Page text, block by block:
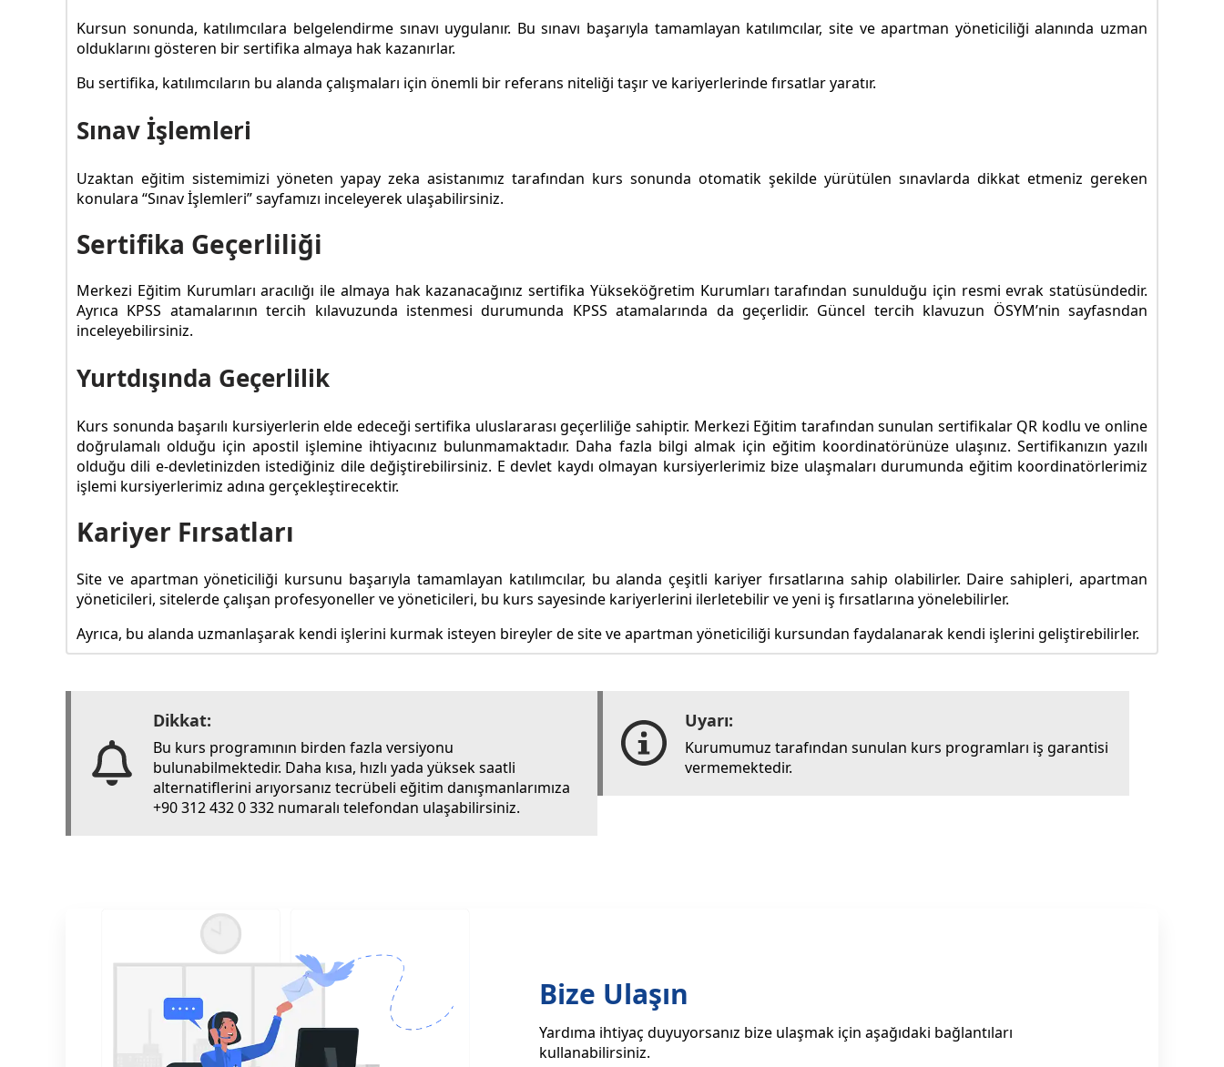
Kursun sonunda, katılımcılara belgelendirme sınavı uygulanır. Bu sınavı başarıyla tamamlayan katılımcılar, site ve apartman yöneticiliği alanında uzman
olduklarını gösteren bir sertifika almaya hak kazanırlar.
Bu sertifika, katılımcıların bu alanda çalışmaları için önemli bir referans niteliği taşır ve kariyerlerinde fırsatlar yaratır.
Sınav İşlemleri
Uzaktan eğitim sistemimizi yöneten yapay zeka asistanımız tarafından kurs sonunda otomatik şekilde yürütülen sınavlarda dikkat etmeniz gereken
konulara “Sınav İşlemleri” sayfamızı inceleyerek ulaşabilirsiniz.
Sertifika Geçerliliği
Merkezi Eğitim Kurumları aracılığı ile almaya hak kazanacağınız sertifika Yükseköğretim Kurumları tarafından sunulduğu için resmi evrak statüsündedir.
Ayrıca KPSS atamalarının tercih kılavuzunda istenmesi durumunda KPSS atamalarında da geçerlidir. Güncel tercih klavuzun ÖSYM’nin sayfasndan
inceleyebilirsiniz.
Yurtdışında Geçerlilik
Kurs sonunda başarılı kursiyerlerin elde edeceği sertifika uluslararası geçerliliğe sahiptir. Merkezi Eğitim tarafından sunulan sertifikalar QR kodlu ve online
doğrulamalı olduğu için apostil işlemine ihtiyacınız bulunmamaktadır. Daha fazla bilgi almak için eğitim koordinatörünüze ulaşınız. Sertifikanızın yazılı
olduğu dili e-devletinizden istediğiniz dile değiştirebilirsiniz. E devlet kaydı olmayan kursiyerlerimiz bize ulaşmaları durumunda eğitim koordinatörlerimiz
işlemi kursiyerlerimiz adına gerçekleştirecektir.
Kariyer Fırsatları
Site ve apartman yöneticiliği kursunu başarıyla tamamlayan katılımcılar, bu alanda çeşitli kariyer fırsatlarına sahip olabilirler. Daire sahipleri, apartman
yöneticileri, sitelerde çalışan profesyoneller ve yöneticileri, bu kurs sayesinde kariyerlerini ilerletebilir ve yeni iş fırsatlarına yönelebilirler.
Ayrıca, bu alanda uzmanlaşarak kendi işlerini kurmak isteyen bireyler de site ve apartman yöneticiliği kursundan faydalanarak kendi işlerini geliştirebilirler.
Dikkat:
Bu kurs programının birden fazla versiyonu
bulunabilmektedir. Daha kısa, hızlı yada yüksek saatli
alternatiflerini arıyorsanız tecrübeli eğitim danışmanlarımıza
+90 312 432 0 332 numaralı telefondan ulaşabilirsiniz.
Uyarı:
Kurumumuz tarafından sunulan kurs programları iş garantisi
vermemektedir.
Bize Ulaşın
Yardıma ihtiyaç duyuyorsanız bize ulaşmak için aşağıdaki bağlantıları
kullanabilirsiniz.